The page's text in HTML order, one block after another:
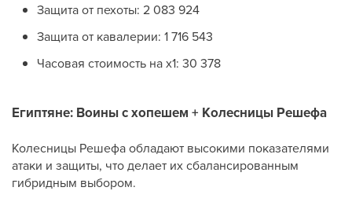
Защита от пехоты: 2 083 924
Защита от кавалерии: 1 716 543
Часовая стоимость на x1: 30 378
Египтяне: Воины с хопешем + Колесницы Решефа
Колесницы Решефа обладают высокими показателями
атаки и защиты, что делает их сбалансированным
гибридным выбором.